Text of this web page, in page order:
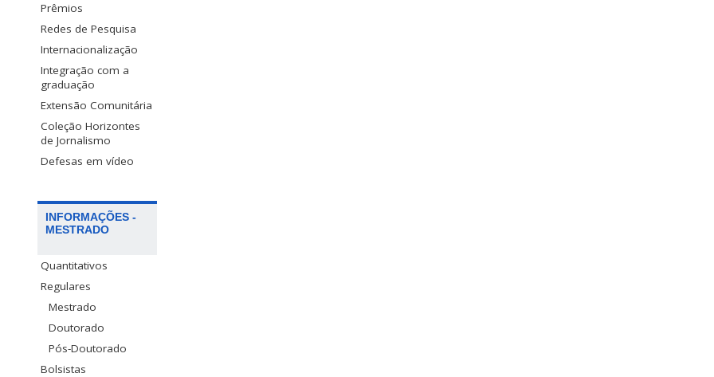
Prêmios
Redes de Pesquisa
Internacionalização
Integração com a
graduação
Extensão Comunitária
Coleção Horizontes
de Jornalismo
Defesas em vídeo
INFORMAÇÕES -
MESTRADO
Quantitativos
Regulares
Mestrado
Doutorado
Pós-Doutorado
Bolsistas